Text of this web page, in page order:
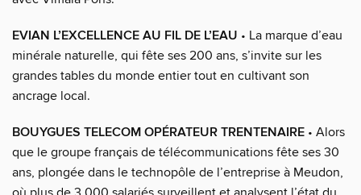
EVIAN L’EXCELLENCE AU FIL DE L’EAU • La marque d’eau
minérale naturelle, qui fête ses 200 ans, s’invite sur les
grandes tables du monde entier tout en cultivant son
ancrage local.
BOUYGUES TELECOM OPÉRATEUR TRENTENAIRE • Alors
que le groupe français de télécommunications fête ses 30
ans, plongée dans le technopôle de l’entreprise à Meudon,